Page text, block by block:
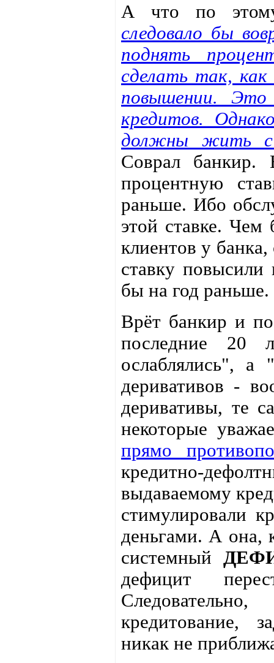
А что по
следовало бы
поднять
сделать так,
повышении. Это
кредитов.
должны жить с
Соврал
процентную
раньше. Ибо
этой ставке.
клиентов у
ставку повысили
бы на год раньше.
Врёт банкир и
последние 20
ослаблялись",
деривативов -
деривативы, те
некоторые
прямо
кредитно-
выдаваемому
стимулировали
деньгами. А она,
системный
дефицит
кредитование,
никак не